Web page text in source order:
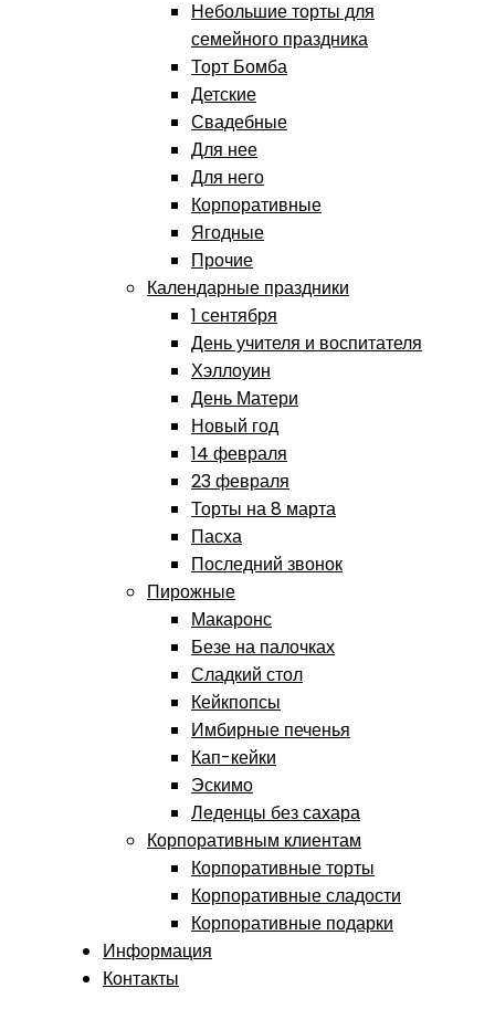
Небольшие торты для
семейного праздника
Торт Бомба
Детские
Свадебные
Для нее
Для него
Корпоративные
Ягодные
Прочие
Календарные праздники
1 сентября
День учителя и воспитателя
Хэллоуин
День Матери
Новый год
14 февраля
23 февраля
Торты на 8 марта
Пасха
Последний звонок
Пирожные
Макаронс
Безе на палочках
Сладкий стол
Кейкпопсы
Имбирные печенья
Кап-кейки
Эскимо
Леденцы без сахара
Корпоративным клиентам
Корпоративные торты
Корпоративные сладости
Корпоративные подарки
Информация
Контакты